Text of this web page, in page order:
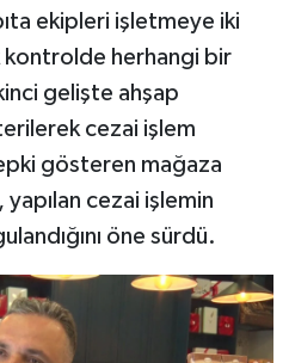
ekipleri işletmeye iki
herhangi bir
gelişte ahşap
cezai işlem
gösteren mağaza
cezai işlemin
öne sürdü.